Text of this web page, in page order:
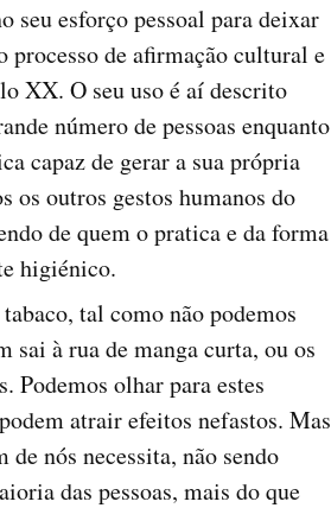
seu esforço pessoal para deixar
processo de afirmação cultural e
XX. O seu uso é aí descrito
número de pessoas enquanto
capaz de gerar a sua própria
os outros gestos humanos do
de quem o pratica e da forma
higiénico.
tal como não podemos
sai à rua de manga curta, ou os
Podemos olhar para estes
atrair efeitos nefastos. Mas
nós necessita, não sendo
das pessoas, mais do que